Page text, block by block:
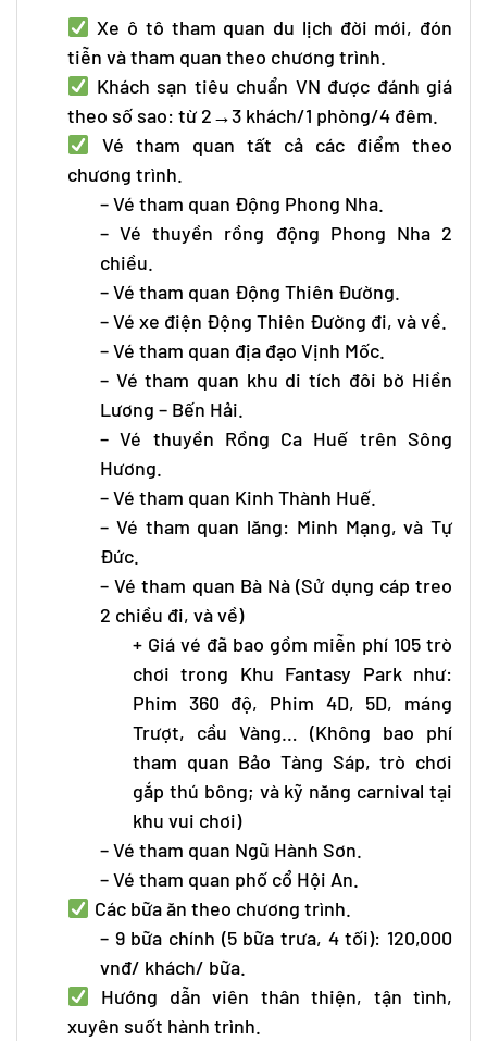
Xe ô tô tham quan du lịch đời mới, đón
tiễn và tham quan theo chương trình.
Khách sạn tiêu chuẩn VN được đánh giá
theo số sao: từ 2→3 khách/1 phòng/4 đêm.
Vé tham quan tất cả các điểm theo
chương trình.
– Vé tham quan Động Phong Nha.
– Vé thuyền rồng động Phong Nha 2
chiều.
– Vé tham quan Động Thiên Đường.
– Vé xe điện Động Thiên Đường đi, và về.
– Vé tham quan địa đạo Vịnh Mốc.
– Vé tham quan khu di tích đôi bờ Hiền
Lương – Bến Hải.
– Vé thuyền Rồng Ca Huế trên Sông
Hương.
– Vé tham quan Kinh Thành Huế.
– Vé tham quan lăng: Minh Mạng, và Tự
Đức.
– Vé tham quan Bà Nà (Sử dụng cáp treo
2 chiều đi, và về)
+ Giá vé đã bao gồm miễn phí 105 trò
chơi trong Khu Fantasy Park như:
Phim 360 độ, Phim 4D, 5D, máng
Trượt, cầu Vàng… (Không bao phí
tham quan Bảo Tàng Sáp, trò chơi
gắp thú bông; và kỹ năng carnival tại
khu vui chơi)
– Vé tham quan Ngũ Hành Sơn.
– Vé tham quan phố cổ Hội An.
Các bữa ăn theo chương trình.
– 9 bữa chính (5 bữa trưa, 4 tối): 120,000
vnđ/ khách/ bữa.
Hướng dẫn viên thân thiện, tận tình,
xuyên suốt hành trình.